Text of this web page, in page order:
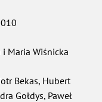
Maria Wiśnicka
Bekas, Hubert
Gołdys, Paweł